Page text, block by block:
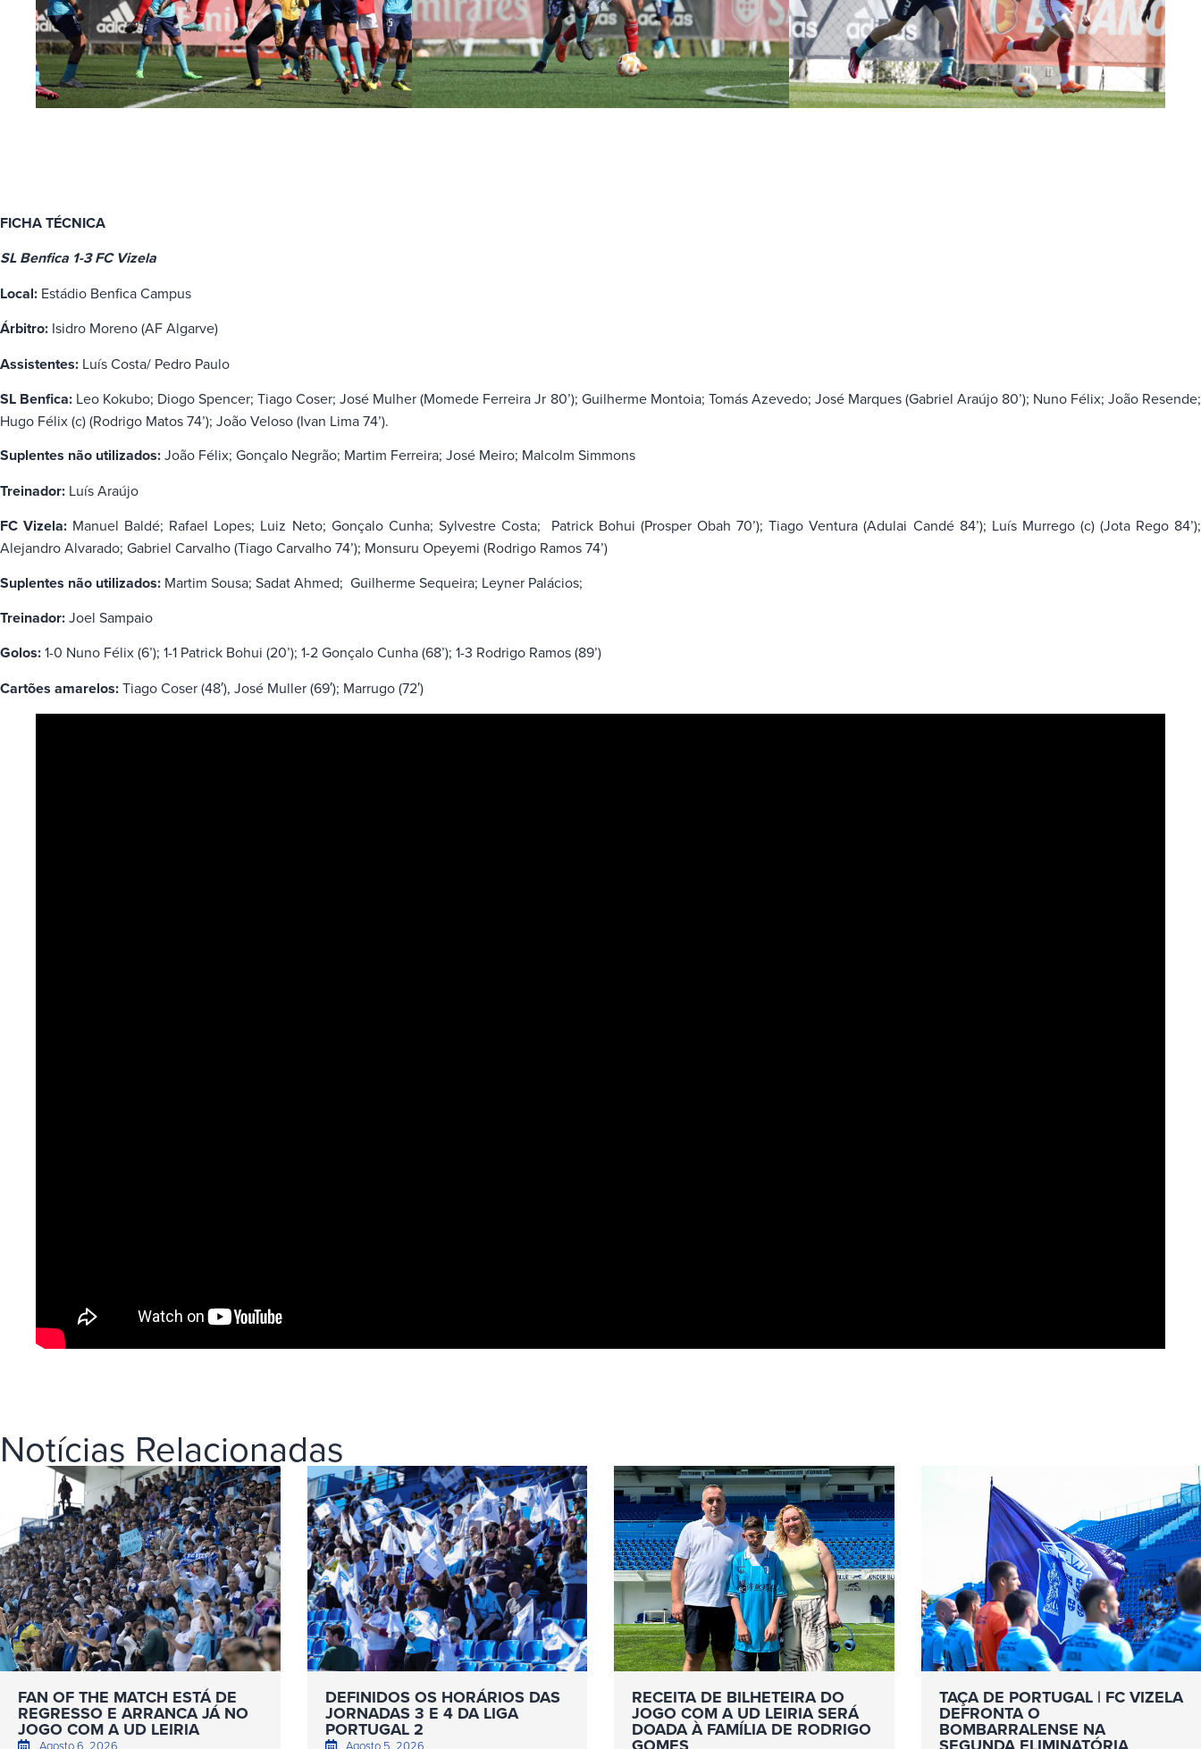
FICHA TÉCNICA
SL Benfica 1-3 FC Vizela
Local: Estádio Benfica Campus
Árbitro: Isidro Moreno (AF Algarve)
Assistentes: Luís Costa/ Pedro Paulo
SL Benfica: Leo Kokubo; Diogo Spencer; Tiago Coser; José Mulher (Momede Ferreira Jr 80’); Guilherme Montoia; Tomás Azevedo; José Marques (Gabriel Araújo 80’); Nuno Félix; João Resende;
Hugo Félix (c) (Rodrigo Matos 74’); João Veloso (Ivan Lima 74’).
Suplentes não utilizados:João Félix; Gonçalo Negrão; Martim Ferreira; José Meiro; Malcolm Simmons
Treinador: Luís Araújo
FC Vizela: Manuel Baldé; Rafael Lopes; Luiz Neto; Gonçalo Cunha; Sylvestre Costa; Patrick Bohui (Prosper Obah 70’); Tiago Ventura (Adulai Candé 84’); Luís Murrego (c) (Jota Rego 84’);
Alejandro Alvarado; Gabriel Carvalho (Tiago Carvalho 74’); Monsuru Opeyemi (Rodrigo Ramos 74’)
Suplentes não utilizados: Martim Sousa; Sadat Ahmed; Guilherme Sequeira; Leyner Palácios;
Treinador:Joel Sampaio
Golos:1-0 Nuno Félix (6’); 1-1 Patrick Bohui (20’); 1-2 Gonçalo Cunha (68’); 1-3 Rodrigo Ramos (89’)
Cartões amarelos:Tiago Coser (48′), José Muller (69′); Marrugo (72′)
Notícias Relacionadas
FAN OF THE MATCH ESTÁ DE
REGRESSO E ARRANCA JÁ NO
JOGO COM A UD LEIRIA
Agosto 6, 2026
DEFINIDOS OS HORÁRIOS DAS
JORNADAS 3 E 4 DA LIGA
PORTUGAL 2
Agosto 5, 2026
RECEITA DE BILHETEIRA DO
JOGO COM A UD LEIRIA SERÁ
DOADA À FAMÍLIA DE RODRIGO
TAÇA DE PORTUGAL | FC VIZELA
DEFRONTA O
BOMBARRALENSE NA